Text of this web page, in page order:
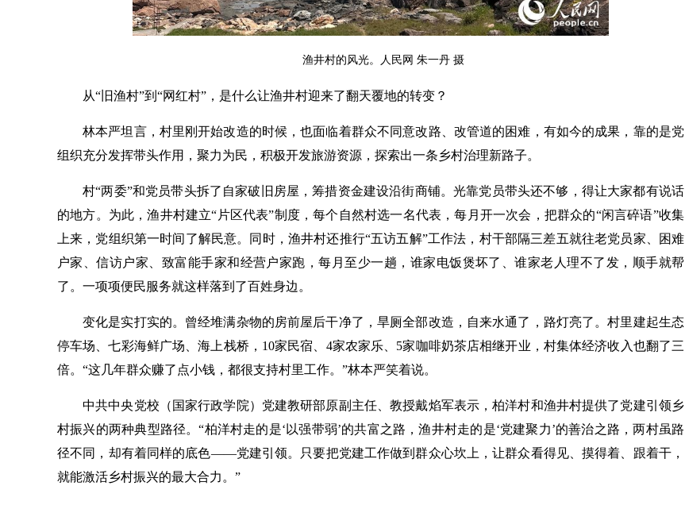
渔井村的风光。人民网 朱一丹 摄
从“旧渔村”到“网红村”，是什么让渔井村迎来了翻天覆地的转变？
林本严坦言，村里刚开始改造的时候，也面临着群众不同意改路、改管道的困难，有如今的成果，靠的是党
组织充分发挥带头作用，聚力为民，积极开发旅游资源，探索出一条乡村治理新路子。
村“两委”和党员带头拆了自家破旧房屋，筹措资金建设沿街商铺。光靠党员带头还不够，得让大家都有说话
的地方。为此，渔井村建立“片区代表”制度，每个自然村选一名代表，每月开一次会，把群众的“闲言碎语”收集
上来，党组织第一时间了解民意。同时，渔井村还推行“五访五解”工作法，村干部隔三差五就往老党员家、困难
户家、信访户家、致富能手家和经营户家跑，每月至少一趟，谁家电饭煲坏了、谁家老人理不了发，顺手就帮
了。一项项便民服务就这样落到了百姓身边。
变化是实打实的。曾经堆满杂物的房前屋后干净了，旱厕全部改造，自来水通了，路灯亮了。村里建起生态
停车场、七彩海鲜广场、海上栈桥，10家民宿、4家农家乐、5家咖啡奶茶店相继开业，村集体经济收入也翻了三
倍。“这几年群众赚了点小钱，都很支持村里工作。”林本严笑着说。
中共中央党校（国家行政学院）党建教研部原副主任、教授戴焰军表示，柏洋村和渔井村提供了党建引领乡
村振兴的两种典型路径。“柏洋村走的是‘以强带弱’的共富之路，渔井村走的是‘党建聚力’的善治之路，两村虽路
径不同，却有着同样的底色——党建引领。只要把党建工作做到群众心坎上，让群众看得见、摸得着、跟着干，
就能激活乡村振兴的最大合力。”